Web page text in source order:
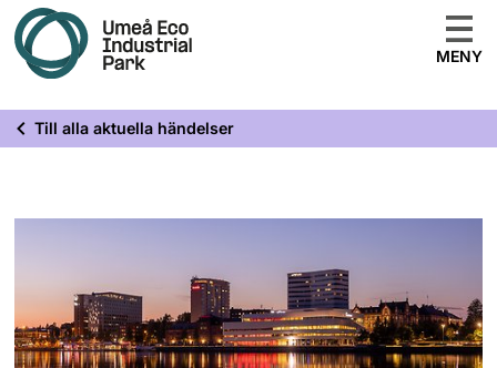
MENY
Till alla aktuella händelser